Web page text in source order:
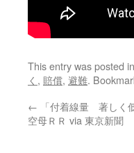
This entry was posted in
く , 賠償, 避難.
← 「付着線量 著しく
空母ＲＲ via 東京新聞